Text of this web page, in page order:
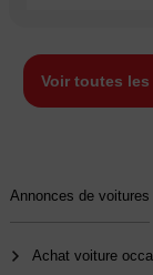
Voir toutes
Annonces de voitures
Achat voiture